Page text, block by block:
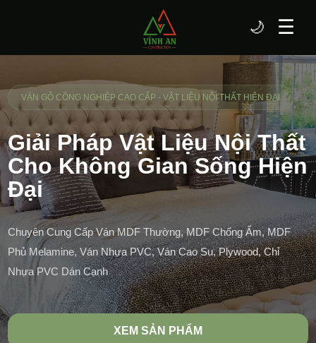
☰
🌙
VÁN GỖ CÔNG NGHIỆP CAO CẤP - VẬT LIỆU NỘI THẤT HIỆN ĐẠI
Giải Pháp Vật Liệu Nội Thất
Cho Không Gian Sống Hiện
Đại
Chuyên Cung Cấp Ván MDF Thường, MDF Chống Ẩm, MDF
Phủ Melamine, Ván Nhựa PVC, Ván Cao Su, Plywood, Chỉ
Nhựa PVC Dán Cạnh
XEM SẢN PHẨM